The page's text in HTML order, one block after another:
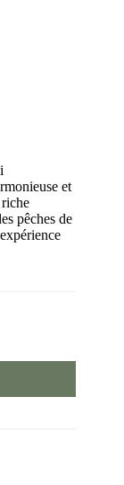
et
pêches de